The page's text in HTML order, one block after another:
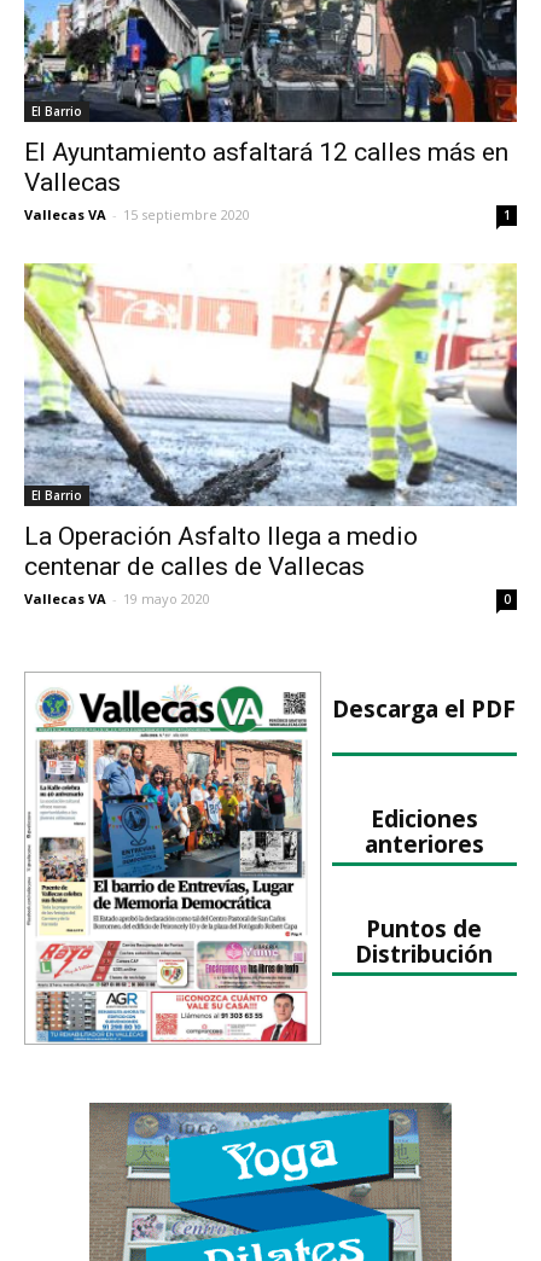
El Barrio
El Ayuntamiento asfaltará 12 calles más en
Vallecas
Vallecas VA - 15 septiembre 2020 1
El Barrio
La Operación Asfalto llega a medio
centenar de calles de Vallecas
Vallecas VA - 19 mayo 2020 0
Descarga el PDF
Ediciones
anteriores
Puntos de
Distribución